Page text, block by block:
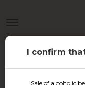
I confirm
Sale of alcoholic